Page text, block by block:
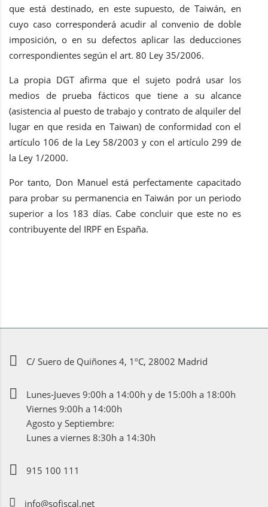
que está destinado, en este supuesto, de Taiwán, en
cuyo caso corresponderá acudir al convenio de doble
imposición, o en su defectos aplicar las deducciones
correspondientes según el art. 80 Ley 35/2006.
La propia DGT afirma que el sujeto podrá usar los
medios de prueba fácticos que tiene a su alcance
(asistencia al puesto de trabajo y contrato de alquiler del
lugar en que resida en Taiwan) de conformidad con el
artículo 106 de la Ley 58/2003 y con el artículo 299 de
la Ley 1/2000.
Por tanto, Don Manuel está perfectamente capacitado
para probar su permanencia en Taiwán por un periodo
superior a los 183 días. Cabe concluir que este no es
contribuyente del IRPF en España.
C/ Suero de Quiñones 4, 1ºC, 28002 Madrid
Lunes-Jueves 9:00h a 14:00h y de 15:00h a 18:00h
Viernes 9:00h a 14:00h
Agosto y Septiembre:
Lunes a viernes 8:30h a 14:30h
915 100 111
info@sofiscal.net